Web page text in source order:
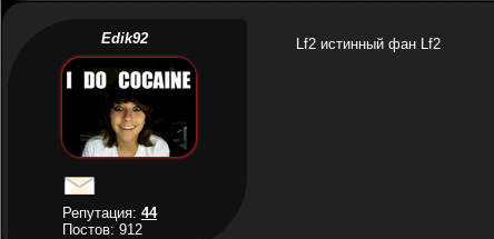
Edik92
Репутация:44
Постов: 912
Lf2 истинный фан Lf2